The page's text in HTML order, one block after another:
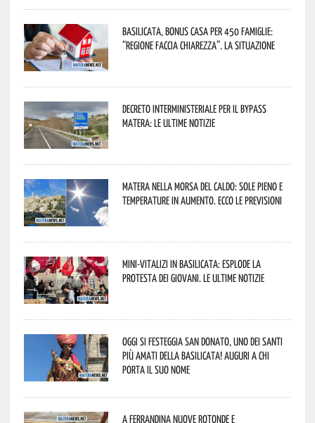
Basilicata, Bonus casa per 450 famiglie:
“Regione faccia chiarezza”. La situazione
Decreto interministeriale per il Bypass
Matera: le ultime notizie
Matera nella morsa del caldo: sole pieno e
temperature in aumento. Ecco le previsioni
Mini-vitalizi in Basilicata: esplode la
protesta dei giovani. Le ultime notizie
Oggi si festeggia San Donato, uno dei Santi
più amati della Basilicata! Auguri a chi
porta il suo nome
A Ferrandina nuove rotonde e